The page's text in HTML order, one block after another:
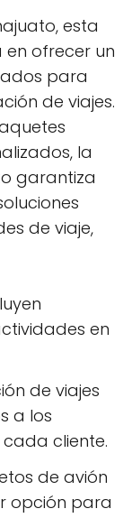
esta
en ofrecer un
para
de viajes.
la
garantiza
de viaje,
en
de viajes
a los
cliente.
de avión
opción para